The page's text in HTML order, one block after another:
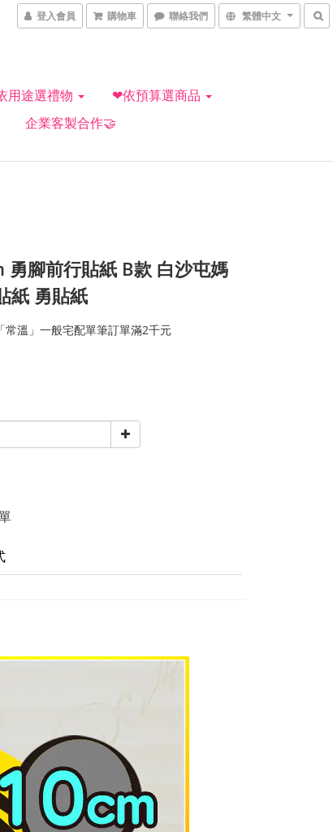
登入會員 購物車 聯絡我們 繁體中文
用途選禮物
❤依預算選商品
企業客製合作🤝
勇腳前行貼紙 B款 白沙屯媽
紙 勇貼紙
常溫」一般宅配單筆訂單滿2千元